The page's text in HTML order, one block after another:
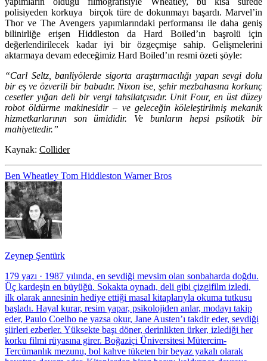
polisiyeden korkuya birçok türe de dokunmayı başardı. Marvel’in
Thor ve The Avengers yapımlarındaki performansı ile daha geniş
bilinirliğe erişen Hiddleston da Hard Boiled’ın başrolü için
değerlendirilecek kadar iyi bir özgeçmişe sahip. Gelişmelerini
aktarmaya devam edeceğimiz Hard Boiled’ın resmi özeti şöyle:
“Carl Seltz, banliyölerde sigorta araştırmacılığı yapan sevgi dolu
bir eş ve özverili bir babadır. Nixon ise, şehir mezbahasına korkunç
cesetler yığan deli bir vergi tahsilatçısıdır. Unit Four, en üst düzey
robot öldürme makinesidir – ve geleceğin köleleştirilmiş mekanik
hizmetkarlarının son ümididir. Ve bunların hepsi psikotik bir
mahiyettedir.”
Kaynak: Collider
Ben Wheatley Tom Hiddleston Warner Bros
Zeynep Şentürk
179 yazı · 1987 yılında, en sevdiği mevsim olan sonbaharda doğdu.
Üç kardeşin en büyüğü. Sokakta oynadı, deli gibi çizgifilm izledi,
ilk olarak annesinin hediye ettiği masal kitaplarıyla okuma tutkusu
başladı. Hayal kurar, resim yapar, psikolojiden anlar, modayı takip
eder, Paulo Coelho ne yazsa okur, Jane Austen’ı takdir eder, sevdiği
şiirleri ezberler. Yüksekte başı döner, derinlikten ürker, izlediği her
korku filmi rüyasına girer. Boğaziçi Üniversitesi Mütercim-
Tercümanlık mezunu, bol kahve tüketen bir beyaz yakalı olarak